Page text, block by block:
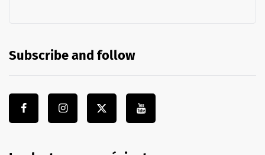
Subscribe and follow